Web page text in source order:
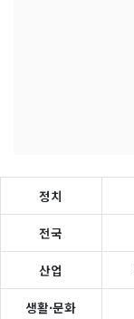
정치
전국
산업
생활·문화